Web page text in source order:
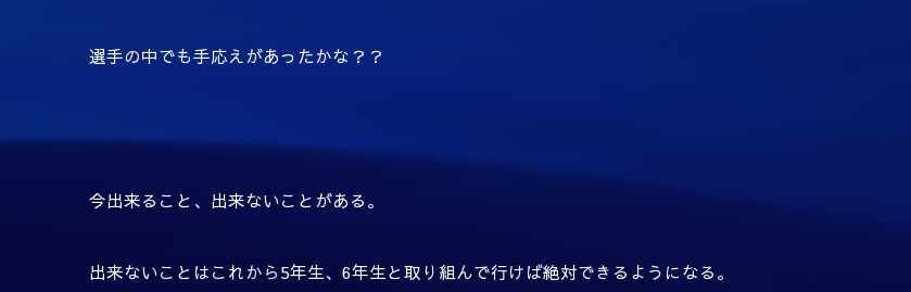
選手の中でも手応えがあったかな？？
今出来ること、出来ないことがある。
出来ないことはこれから5年生、 6年生と取り組んで行けば絶対できるようになる。